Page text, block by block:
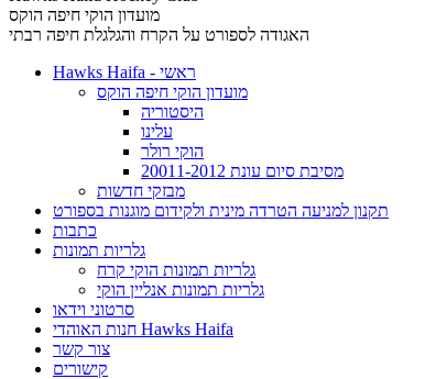
מועדון הוקי חיפה הוקס
האגודה לספורט על הקרח והגלגלת חיפה רבתי
Hawks Haifa - ראשי
מועדון הוקי חיפה הוקס
היסטוריה
עלינו
הוקי רולר
מסיבת סיום עונת 20011-2012
מבזקי חדשות
תקנון למניעה הטרדה מינית ולקידום מוגנות בספורט
כתבות
גלריות תמונות
גלריות תמונות הוקי קרח
גלריות תמונות אנליין הוקי
סרטוני וידאו
חנות האוהדי Hawks Haifa
צור קשר
קישורים